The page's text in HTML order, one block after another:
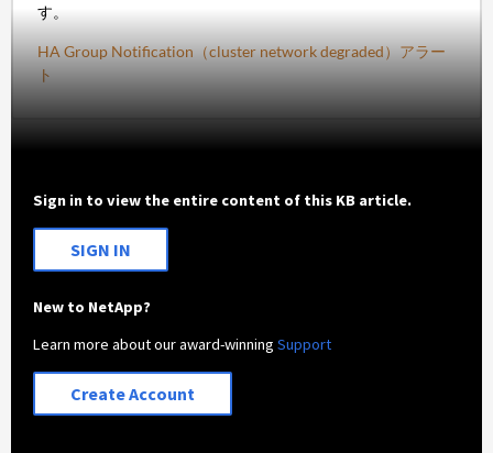
す。
HA Group Notification（cluster network degraded）アラー
ト
Sign in to view the entire content of this KB article.
SIGN IN
New to NetApp?
Learn more about our award-winningSupport
Create Account